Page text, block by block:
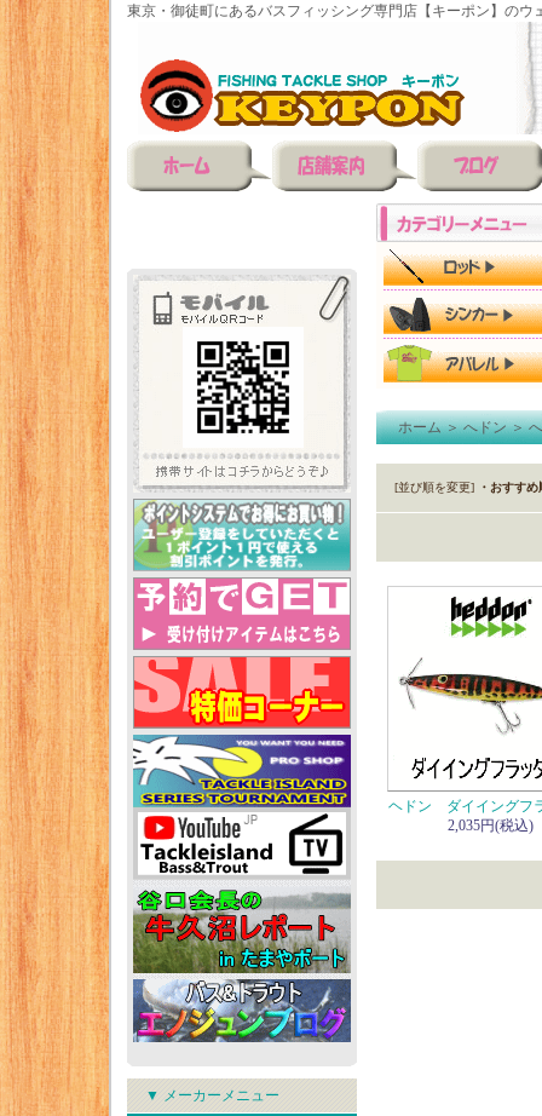
東京・御徒町にあるバスフィッシング専門店【キーポン】のウ
▼ メーカーメニュー
ホーム＞へドン＞
[並び順を変更] ・おすすめ
ヘドン ダイイングフ
2,035円(税込)